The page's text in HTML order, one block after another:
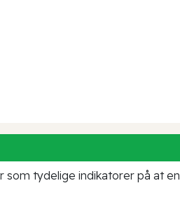
som tydelige indikatorer på at en